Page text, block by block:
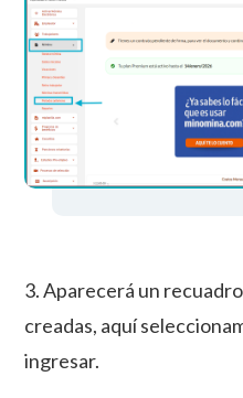
3. Aparecerá un
creadas, aquí
ingresar.